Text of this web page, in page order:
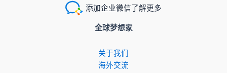
添加企业微信了解更多
全球梦想家
关于我们
​海外交流